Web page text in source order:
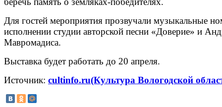
Для гостей мероприятия прозвучали музыкальные
исполнении студии авторской песни «Доверие» и
Мавромадиса.
Выставка будет работать до 20 апреля.
Источник: cultinfo.ru(Культура Вологодской